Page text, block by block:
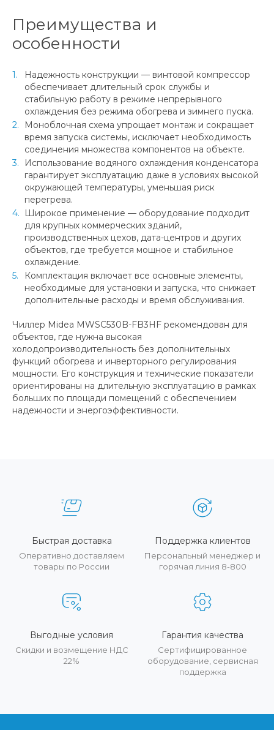
Преимущества и
особенности
Надежность конструкции — винтовой компрессор
обеспечивает длительный срок службы и
стабильную работу в режиме непрерывного
охлаждения без режима обогрева и зимнего пуска.
Моноблочная схема упрощает монтаж и сокращает
время запуска системы, исключает необходимость
соединения множества компонентов на объекте.
Использование водяного охлаждения конденсатора
гарантирует эксплуатацию даже в условиях высокой
окружающей температуры, уменьшая риск
перегрева.
Широкое применение — оборудование подходит
для крупных коммерческих зданий,
производственных цехов, дата-центров и других
объектов, где требуется мощное и стабильное
охлаждение.
Комплектация включает все основные элементы,
необходимые для установки и запуска, что снижает
дополнительные расходы и время обслуживания.
Чиллер Midea MWSC530B-FB3HF рекомендован для
объектов, где нужна высокая
холодопроизводительность без дополнительных
функций обогрева и инверторного регулирования
мощности. Его конструкция и технические показатели
ориентированы на длительную эксплуатацию в рамках
больших по площади помещений с обеспечением
надежности и энергоэффективности.
Быстрая доставка
Оперативно доставляем
товары по России
Поддержка клиентов
Персональный менеджер и
горячая линия 8-800
Выгодные условия
Скидки и возмещение НДС
22%
Гарантия качества
Сертифицированное
оборудование, сервисная
поддержка